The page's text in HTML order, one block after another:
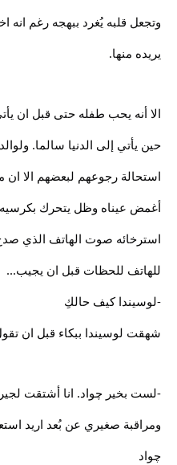
وتجعل قلبه يُغرد ببهجه رغم انه
يريده منها.
الا أنه يحب طفله حتى قبل ان
حين يأتي إلى الدنيا سالما.
استحالة رجوعهم لبعضهم الا ان
أغمض عيناه وظل يتحرك بكرسيه
استرخائه صوت الهاتف الذي صدح
للهاتف للحظات قبل ان يجيب...
-لوسيندا كيف حالكِ
شهقت لوسيندا ببكاء قبل ان
-لست بخير چواد. انا أشتقت
ومراقبة صغيري عن بُعد اريد
چواد